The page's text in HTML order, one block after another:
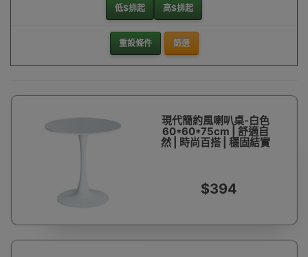
低$排起 高$排起
重設條件 篩選
現代簡約風喇叭桌-白色
60*60*75cm | 舒適自
然 | 時尚百搭 | 穩固結實
$394